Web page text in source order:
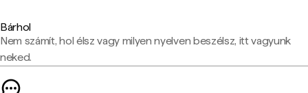
Bárhol
Nem számít, hol élsz vagy milyen nyelven beszélsz, itt vagyunk
neked.